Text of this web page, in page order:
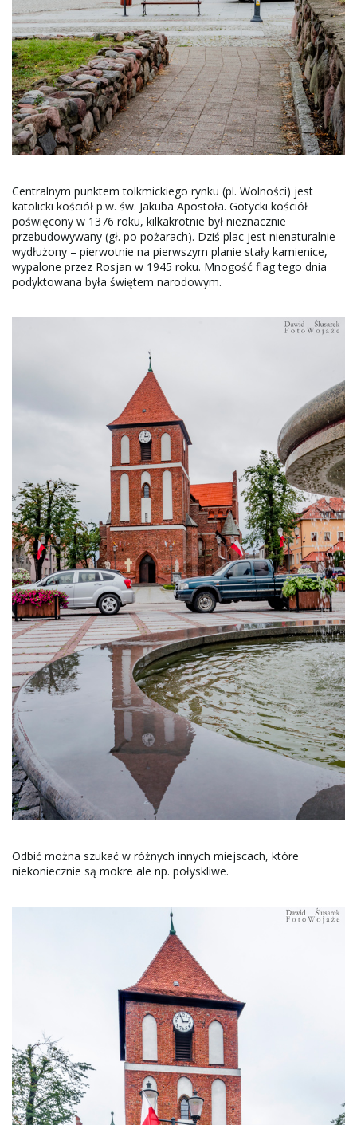
Centralnym punktem tolkmickiego rynku (pl. Wolności) jest
katolicki kościół p.w. św. Jakuba Apostoła. Gotycki kościół
poświęcony w 1376 roku, kilkakrotnie był nieznacznie
przebudowywany (gł. po pożarach). Dziś plac jest nienaturalnie
wydłużony – pierwotnie na pierwszym planie stały kamienice,
wypalone przez Rosjan w 1945 roku. Mnogość flag tego dnia
podyktowana była świętem narodowym.
Odbić można szukać w różnych innych miejscach, które
niekoniecznie są mokre ale np. połyskliwe.